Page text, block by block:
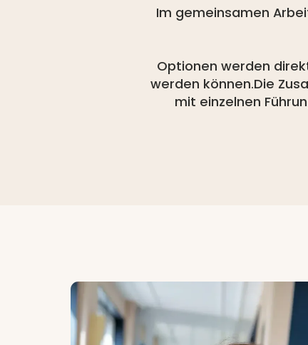
Im gemeinsamen
Optionen werden
werden können.Die
mit einzelnen